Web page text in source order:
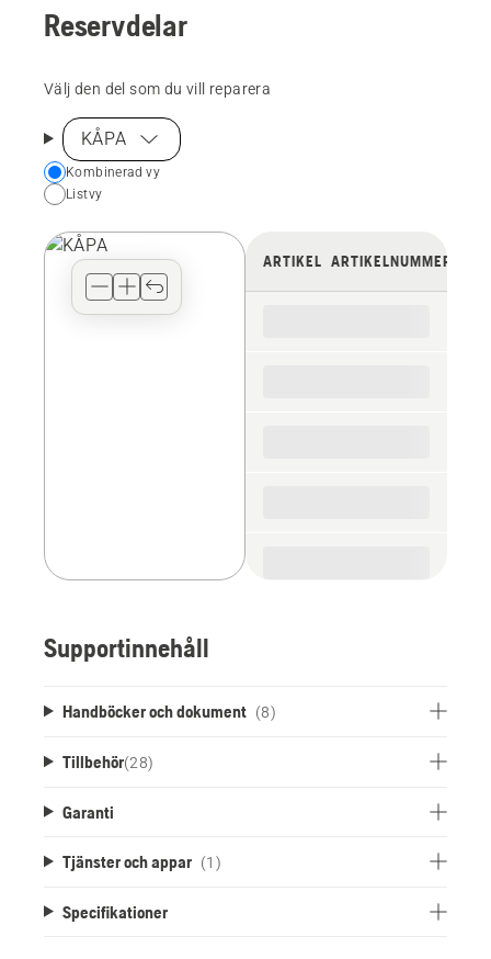
Reservdelar
Välj den del som du vill reparera
KÅPA
Choose
your
view
Kombinerad vy
Listvy
ARTIKEL ARTIKELNUMMER
Supportinnehåll
Handböcker och dokument (8)
Tillbehör(28)
Garanti
Tjänster och appar (1)
Specifikationer